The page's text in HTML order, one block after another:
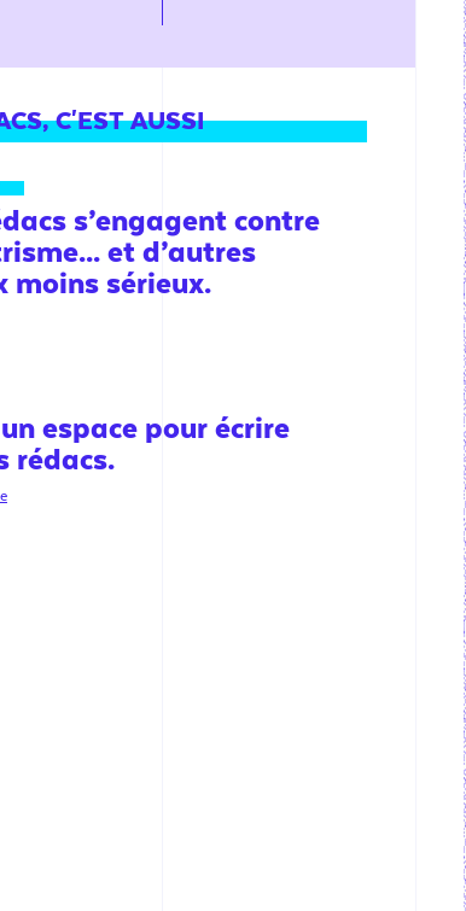
C'EST AUSSI
s’engagent contre
et d’autres
moins sérieux.
espace pour écrire
rédacs.